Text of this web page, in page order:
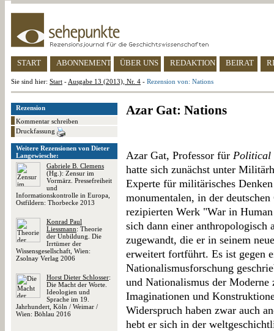
START ABONNEMENT ÜBER UNS REDAKTION BEIRAT
Sie sind hier: Start - Ausgabe 13 (2013), Nr. 4 - Rezension von: Nations
Rezension
Kommentar schreiben
Druckfassung
Weitere Rezensionen von Dieter
Langewiesche:
Gabriele B. Clemens
(Hg.): Zensur im
Vormärz. Pressefreiheit
und
Informationskontrolle in Europa,
Ostfildern: Thorbecke 2013
Konrad Paul
Liessmann: Theorie
der Unbildung. Die
Irrtümer der
Wissensgesellschaft, Wien:
Zsolnay Verlag 2006
Horst Dieter Schlosser:
Die Macht der Worte.
Ideologien und
Sprache im 19.
Jahrhundert, Köln / Weimar /
Wien: Böhlau 2016
Azar Gat: Nations
Azar Gat, Professor für Political
hatte sich zunächst unter
Experte für militärisches
monumentalen, in der
rezipierten Werk "War in
sich dann einer anthropologisch
zugewandt, die er in seinem
erweitert fortführt. Es ist gegen
Nationalismusforschung
und Nationalismus der Moderne
Imaginationen und
Widerspruch haben zwar auch
hebt er sich in der